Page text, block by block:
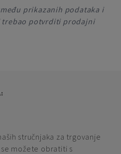
prikazanih podataka i
potvrditi prodajni
stručnjaka za trgovanje
možete obratiti s